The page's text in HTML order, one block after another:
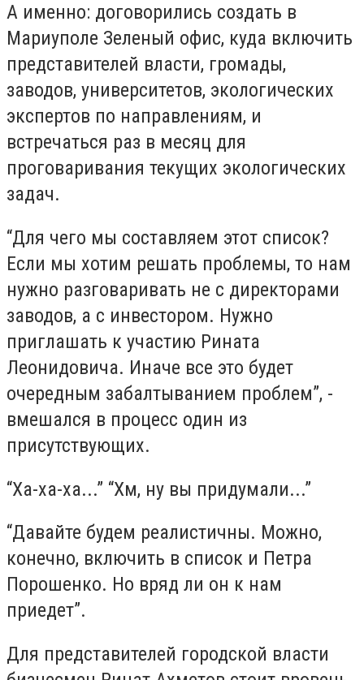
А именно: договорились создать в
Мариуполе Зеленый офис, куда включить
представителей власти, громады,
заводов, университетов, экологических
экспертов по направлениям, и
встречаться раз в месяц для
проговаривания текущих экологических
задач.
“Для чего мы составляем этот список?
Если мы хотим решать проблемы, то нам
нужно разговаривать не с директорами
заводов, а с инвестором. Нужно
приглашать к участию Рината
Леонидовича. Иначе все это будет
очередным забалтыванием проблем”, -
вмешался в процесс один из
присутствующих.
“Ха-ха-ха...” “Хм, ну вы придумали...”
“Давайте будем реалистичны. Можно,
конечно, включить в список и Петра
Порошенко. Но вряд ли он к нам
приедет”.
Для представителей городской власти